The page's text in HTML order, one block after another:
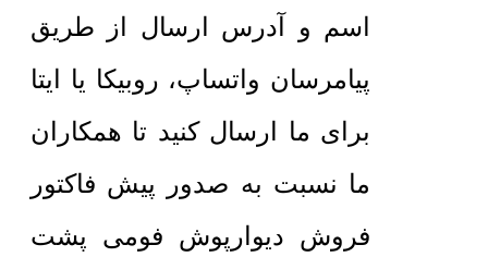
اسم و آدرس ارسال از طریق
پیامرسان واتساپ، روبیکا یا ایتا
برای ما ارسال کنید تا همکاران
ما نسبت به صدور پیش فاکتور
فروش دیوارپوش فومی پشت